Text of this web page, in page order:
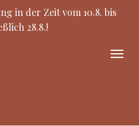
in der Zeit vom 10.8. bis
28.8.!